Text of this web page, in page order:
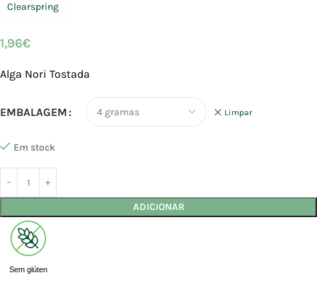
Clearspring
1,96€
Alga Nori Tostada
EMBALAGEM Limpar
Em stock
ADICIONAR
Sem glúten